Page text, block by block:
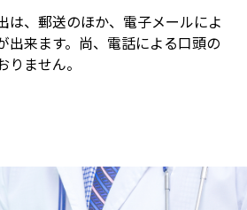
は、郵送のほか、電子メールによ
出来ます。尚、電話による口頭の
ません。